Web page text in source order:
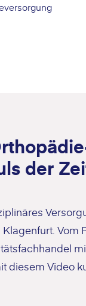
der
Vom
diesem Video